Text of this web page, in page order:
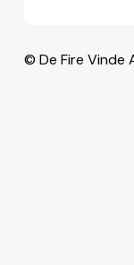
© De Fire Vinde